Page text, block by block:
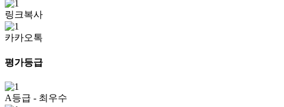
링크복사
카카오톡
평가등급
A등급 - 최우수